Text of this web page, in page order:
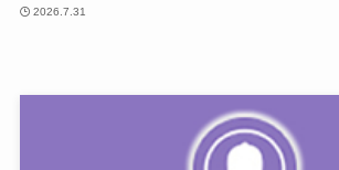
2026.7.31